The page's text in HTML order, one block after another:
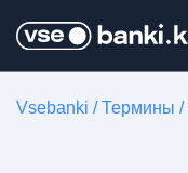
Vsebanki /Термины /